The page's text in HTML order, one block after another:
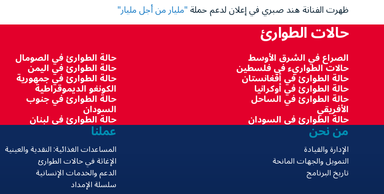
ظهرت الفنانة هند صبري في إعلان لدعم حملة"مليار من أجل مليار"
حالات الطوارئ
الصراع في الشرق الأوسط
حالات الطواريء في فلسطين
حالة الطوارئ في أفغانستان
حالة الطوارئ في أوكرانيا
حالة الطوارئ في الساحل
الأفريقي
حالة الطوارئ في السودان
حالة الطوارئ في الصومال
حالة الطوارئ في اليمن
حالة الطوارئ في جمهورية
الكونغو الديموقراطية
حالة الطوارئ في جنوب
السودان
حالة الطوارئ في لبنان من نحن
الإدارة والقيادة
التمويل والجهات المانحة
تاريخ البرنامج
عملنا
المساعدات الغذائية: النقدية والعينية
الإغاثة في حالات الطوارئ
الدعم والخدمات الإنسانية
سلسلة الإمداد